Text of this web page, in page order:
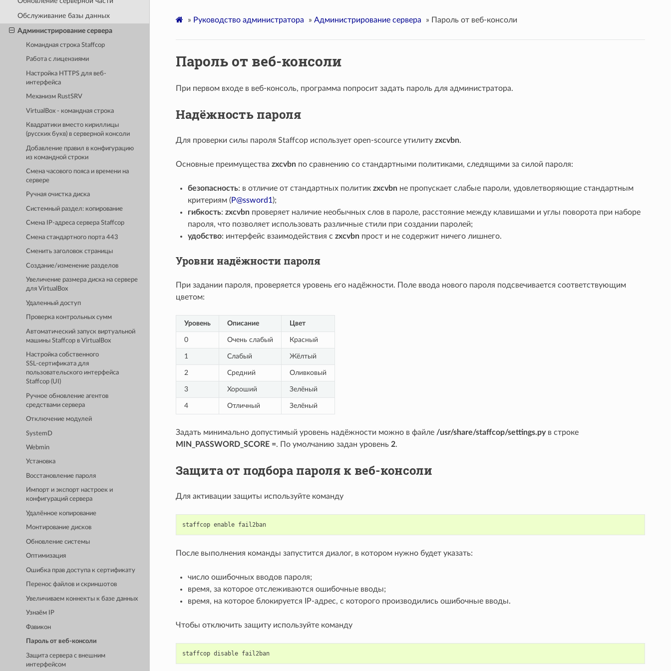
Обслуживание базы данных
Администрирование сервера
Командная строка Staffcop
Работа с лицензиями
Настройка HTTPS для веб-
интерфейса
Механизм RustSRV
VirtualBox - командная строка
Квадратики вместо кириллицы
(русских букв) в cерверной консоли
Добавление правил в конфигурацию
из командной строки
Смена часового пояса и времени на
сервере
Ручная очистка диска
Системный раздел: копирование
Смена IP-адреса сервера Staffcop
Смена стандартного порта 443
Сменить заголовок страницы
Создание/изменение разделов
Увеличение размера диска на сервере
для VirtualBox
Удаленный доступ
Проверка контрольных сумм
Автоматический запуск виртуальной
машины Staffcop в VirtualBox
Настройка собственного
SSL‑сертификата для
пользовательского интерфейса
Staffcop (UI)
Ручное обновление агентов
средствами сервера
Отключение модулей
SystemD
Webmin
Установка
Восстановление пароля
Импорт и экспорт настроек и
конфигураций сервера
Удалённое копирование
Монтирование дисков
Обновление системы
Оптимизация
Ошибка прав доступа к сертификату
Перенос файлов и скриншотов
Увеличиваем коннекты к базе данных
Узнаём IP
Фавикон
Пароль от веб-консоли
Защита сервера с внешним
интерфейсом
» Руководство администратора » Администрирование сервера » Пароль от веб-консоли
Пароль от веб-консоли
При первом входе в веб-консоль, программа попросит задать пароль для администратора.
Надёжность пароля
Для проверки силы пароля Staffcop использует open-scource утилиту zxcvbn.
Основные преимущества zxcvbnпо сравнению со стандартными политиками, следящими за силой пароля:
безопасность: в отличие от стандартных политик zxcvbnне пропускает слабые пароли, удовлетворяющие стандартным
критериям (P@ssword1);
гибкость: zxcvbnпроверяет наличие необычных слов в пароле, расстояние между клавишами и углы поворота при наборе
пароля, что позволяет использовать различные стили при создании паролей;
удобство: интерфейс взаимодействия с zxcvbnпрост и не содержит ничего лишнего.
Уровни надёжности пароля
При задании пароля, проверяется уровень его надёжности. Поле ввода нового пароля подсвечивается соответствующим
цветом:
Уровень Описание Цвет
0 Очень слабый Красный
1 Слабый Жёлтый
2 Средний Оливковый
3 Хороший Зелёный
4 Отличный Зелёный
Задать минимально допустимый уровень надёжности можно в файле /usr/share/staffcop/settings.pyв строке
MIN_PASSWORD_SCORE =. По умолчанию задан уровень 2.
Защита от подбора пароля к веб-консоли
Для активации защиты используйте команду
staffcop enable fail2ban
После выполнения команды запустится диалог, в котором нужно будет указать:
число ошибочных вводов пароля;
время, за которое отслеживаются ошибочные вводы;
время, на которое блокируется IP-адрес, с которого производились ошибочные вводы.
Чтобы отключить защиту используйте команду
staffcop disable fail2ban